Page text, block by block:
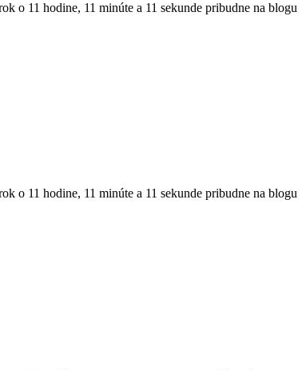
o 11 hodine, 11 minúte a 11 sekunde pribudne na blogu
o 11 hodine, 11 minúte a 11 sekunde pribudne na blogu